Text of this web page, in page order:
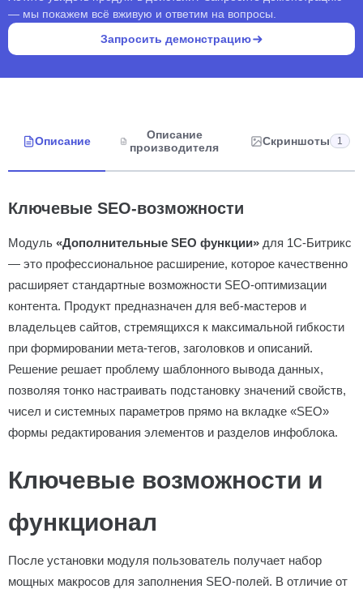
— мы покажем всё вживую и ответим на вопросы.
Запросить демонстрацию
Описание
Описание
производителя
Скриншоты 1
Ключевые SEO-возможности
Модуль «Дополнительные SEO функции» для 1С-Битрикс
— это профессиональное расширение, которое качественно
расширяет стандартные возможности SEO-оптимизации
контента. Продукт предназначен для веб-мастеров и
владельцев сайтов, стремящихся к максимальной гибкости
при формировании мета-тегов, заголовков и описаний.
Решение решает проблему шаблонного вывода данных,
позволяя тонко настраивать подстановку значений свойств,
чисел и системных параметров прямо на вкладке «SEO»
формы редактирования элементов и разделов инфоблока.
Ключевые возможности и
функционал
После установки модуля пользователь получает набор
мощных макросов для заполнения SEO-полей. В отличие от